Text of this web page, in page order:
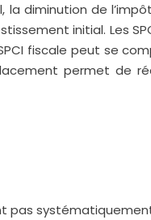
diminution de
initial. Les
fiscale peut se
permet de
pas